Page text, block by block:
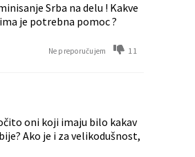
Srba na delu ! Kakve
je potrebna pomoc ?
Ne preporučujem 11
oni koji imaju bilo kakav
Ako je i za velikodušnost,